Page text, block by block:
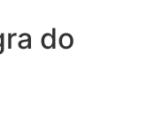
do